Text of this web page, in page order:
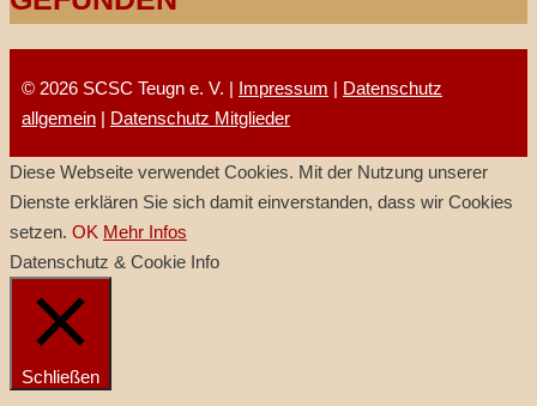
© 2026 SCSC Teugn e. V. | Impressum | Datenschutz
allgemein | Datenschutz Mitglieder
Diese Webseite verwendet Cookies. Mit der Nutzung unserer
Dienste erklären Sie sich damit einverstanden, dass wir Cookies
setzen. OK Mehr Infos
Datenschutz & Cookie Info
Schließen